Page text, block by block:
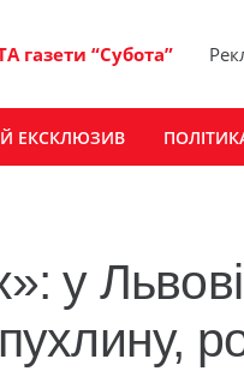
газети “Субота”
ЕКСКЛЮЗИВ
у